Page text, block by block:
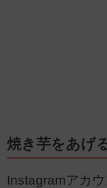
焼き芋をあげ
Instagramアカ